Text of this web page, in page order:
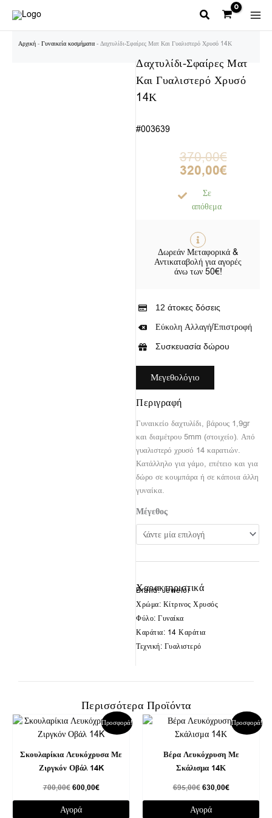
περιεχόμενο
Αρχική - Γυναικεία κοσμήματα - Δαχτυλίδι-Σφαίρες Ματ Και Γυαλιστερό Χρυσό 14Κ
Δαχτυλίδι-Σφαίρες Ματ
Και Γυαλιστερό Χρυσό
14Κ
#003639
370,00€
320,00€
Σε
απόθεμα
Δωρεάν Μεταφορικά &
Αντικαταβολή για αγορές
άνω των 50€!
12 άτοκες δόσεις
Εύκολη Αλλαγή/Επιστροφή
Συσκευασία δώρου
Μεγεθολόγιο
Περιγραφή
Γυναικείο δαχτυλίδι, βάρους 1,9gr
και διαμέτρου 5mm (στοιχείο). Από
γυαλιστερό χρυσό 14 καρατιών.
Κατάλληλο για γάμο, επέτειο και για
δώρο σε κουμπάρα ή σε κάποια άλλη
γυναίκα.
Μέγεθος
Χαρακτηριστικά
Brand: Jewelor
Χρώμα: Κίτρινος Χρυσός
Φύλο: Γυναίκα
Καράτια: 14 Καράτια
Τεχνική: Γυαλιστερό
Περισσότερα Προϊόντα
Προσφορά!
Σκουλαρίκια Λευκόχρυσα Με
Ζιργκόν Οβάλ 14K
700,00€
Original
was:
600,00€
Η
τρέχουσα
τιμή
600,00€.
Αγορά
Προσφορά!
Βέρα Λευκόχρυση Με
Σκάλισμα 14Κ
695,00€
Original
price
was:
630,00€
Η
τρέχουσα
630,00€.
Αγορά